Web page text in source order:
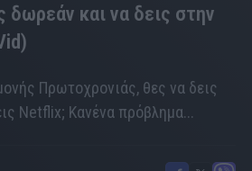
δωρεάν και να δεις στην
Πρωτοχρονιάς, θες να δεις
Netflix; Κανένα πρόβλημα...